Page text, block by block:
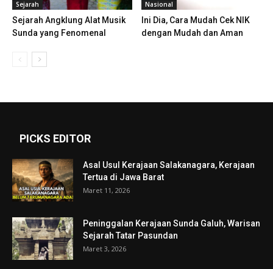
Sejarah
Sejarah Angklung Alat Musik
Sunda yang Fenomenal
Nasional
Ini Dia, Cara Mudah Cek NIK
dengan Mudah dan Aman
PICKS EDITOR
Asal Usul Kerajaan Salakanagara, Kerajaan
Tertua di Jawa Barat
Maret 11, 2026
Peninggalan Kerajaan Sunda Galuh, Warisan
Sejarah Tatar Pasundan
Maret 3, 2026